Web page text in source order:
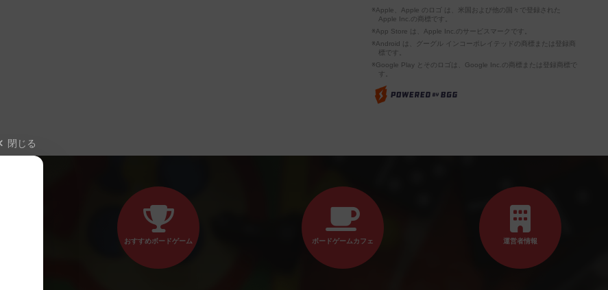
※Apple、Apple のロゴ は、米国および他の国々で登録された
Apple Inc.の商標です。
※App Store は、Apple Inc.のサービスマークです。
※Android は、グーグル インコーポレイテッドの商標または登録商
標です。
※Google Play とそのロゴは、Google Inc.の商標または登録商標で
す。
閉じる
おすすめボードゲーム ボードゲームカフェ 運営者情報